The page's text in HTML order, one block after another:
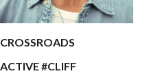
CROSSROADS
ACTIVE #CLIFF